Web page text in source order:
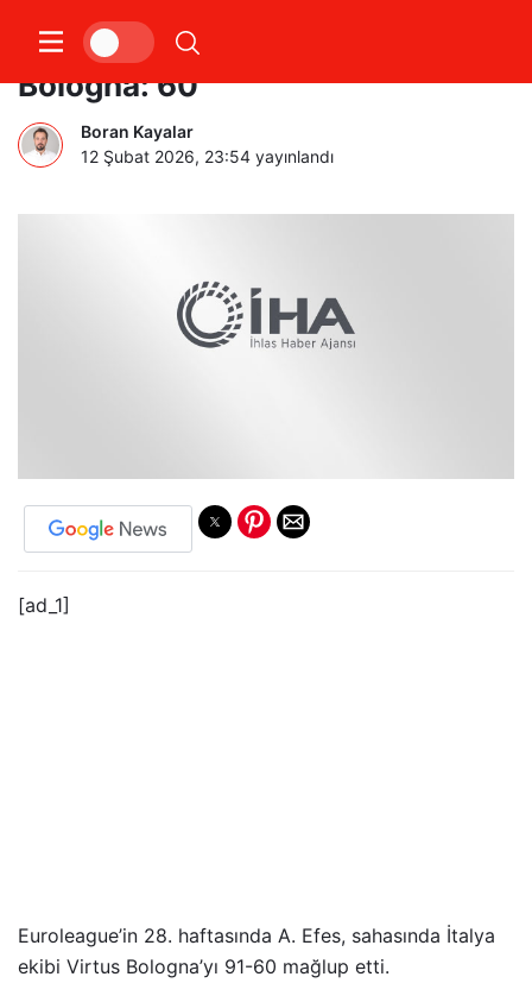
Euroleague: A. Efes: 91 – Virtus
Bologna: 60
Boran Kayalar
12 Şubat 2026, 23:54 yayınlandı
[ad_1]
Euroleague’in 28. haftasında A. Efes, sahasında İtalya
ekibi Virtus Bologna’yı 91-60 mağlup etti.